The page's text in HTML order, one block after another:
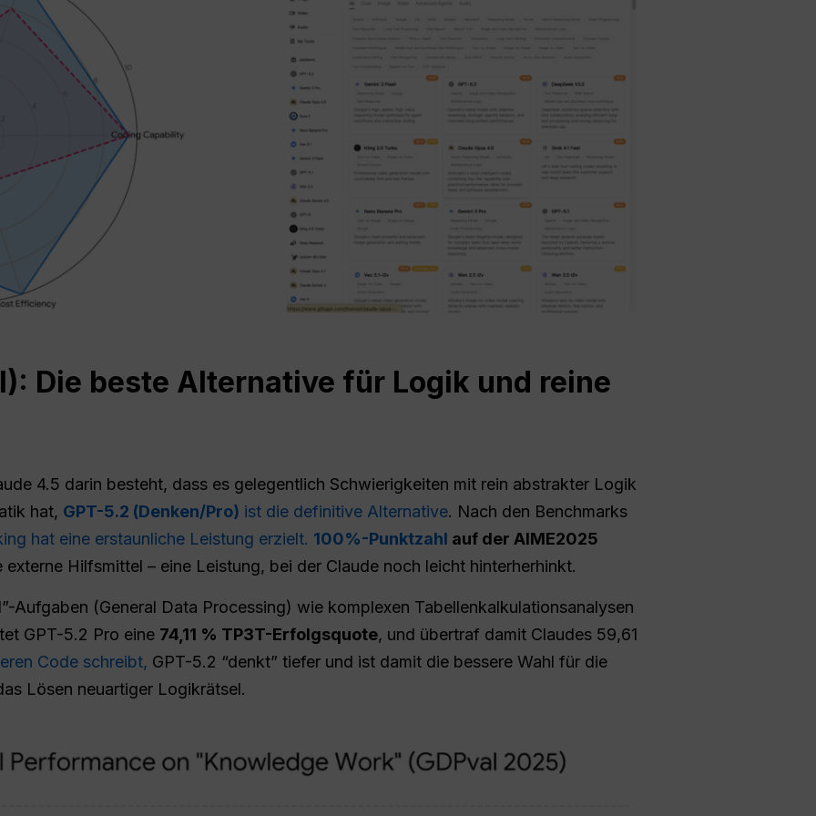
): Die beste Alternative für Logik und reine
4.5 darin besteht, dass es gelegentlich Schwierigkeiten mit rein abstrakter Logik
hat, GPT-5.2 (Denken/Pro) ist die definitive Alternative. Nach den Benchmarks
hat eine erstaunliche Leistung erzielt. 100%-Punktzahl auf der AIME2025
Hilfsmittel – eine Leistung, bei der Claude noch leicht hinterherhinkt.
Aufgaben (General Data Processing) wie komplexen Tabellenkalkulationsanalysen
GPT-5.2 Pro eine 74,11 % TP3T-Erfolgsquote, und übertraf damit Claudes 59,61
Code schreibt, GPT-5.2 “denkt” tiefer und ist damit die bessere Wahl für die
Lösen neuartiger Logikrätsel.